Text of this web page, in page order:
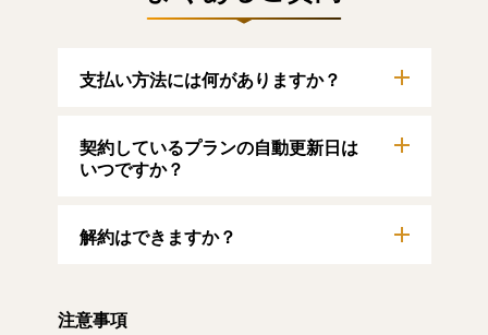
支払い方法には何がありますか？
す。
【クレジットカード】
契約しているプランの自動更新日は
いつですか？
ンのご利用期間は、マイページにてご確認い
解約はできますか？
事をお読みいただけます。なお、日割り清算
注意事項